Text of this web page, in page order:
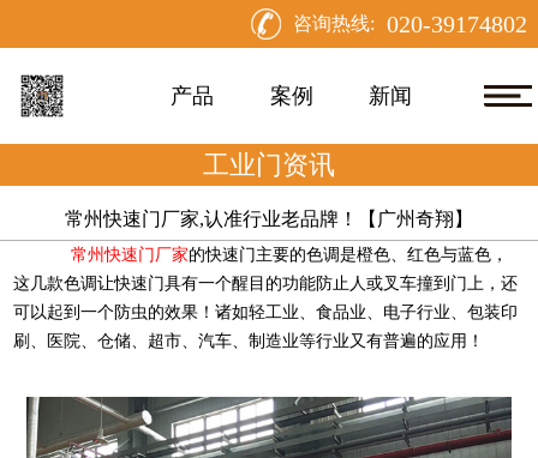
咨询热线: 020-39174802
产品 案例 新闻
工业门资讯
常州快速门厂家,认准行业老品牌！【广州奇翔】
常州快速门厂家的快速门主要的色调是橙色、红色与蓝色，
这几款色调让快速门具有一个醒目的功能防止人或叉车撞到门上，还
可以起到一个防虫的效果！诸如轻工业、食品业、电子行业、包装印
刷、医院、仓储、超市、汽车、制造业等行业又有普遍的应用！